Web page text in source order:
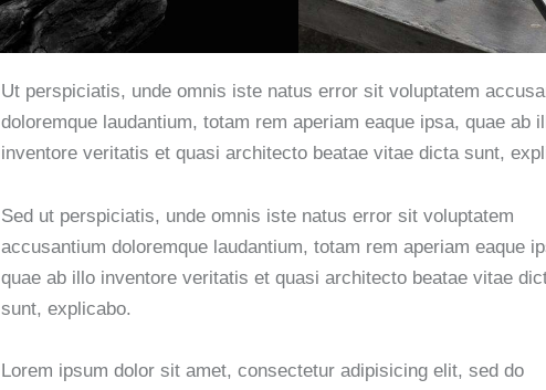
Ut perspiciatis, unde omnis iste natus error sit voluptatem
doloremque laudantium, totam rem aperiam eaque ipsa, quae ab
inventore veritatis et quasi architecto beatae vitae dicta sunt,
Sed ut perspiciatis, unde omnis iste natus error sit voluptatem
accusantium doloremque laudantium, totam rem aperiam eaque
quae ab illo inventore veritatis et quasi architecto beatae vitae
sunt, explicabo.
Lorem ipsum dolor sit amet, consectetur adipisicing elit, sed do